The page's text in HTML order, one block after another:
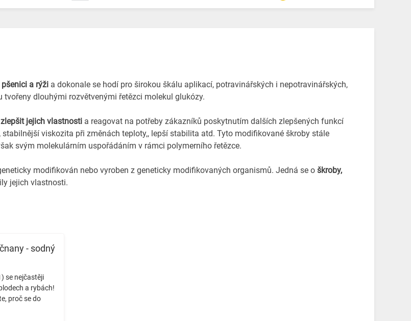
a rýži a dokonale se hodí pro širokou škálu aplikací, potravinářských i nepotravinářských,
dlouhými rozvětvenými řetězci molekul glukózy.
zlepšit jejich vlastnosti a reagovat na potřeby zákazníků poskytnutím dalších zlepšených funkcí
viskozita při změnách teploty,, lepší stabilita atd. Tyto modifikované škroby stále
svým molekulárním uspořádáním v rámci polymerního řetězce.
modifikován nebo vyroben z geneticky modifikovaných organismů. Jedná se o škroby,
jejich vlastnosti.
- sodný
se nejčastěji
a rybách!
proč se do